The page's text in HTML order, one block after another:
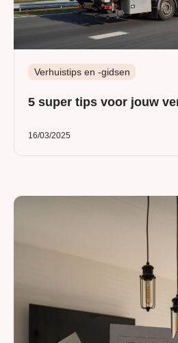
Verhuistips en -gidsen
5 super tips voor jouw
16/03/2025